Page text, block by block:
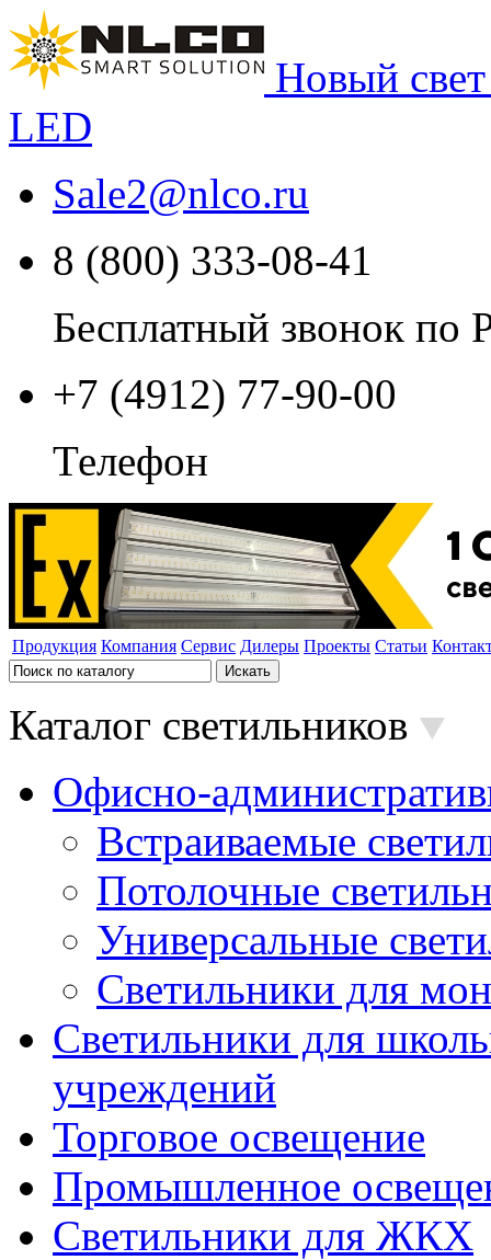
Новый
LED
Sale2@nlco.ru
8 (800) 333-08-41
Бесплатный звонок по
+7 (4912) 77-90-00
Телефон
Продукция Компания Сервис Дилеры Проекты Статьи
Каталог светильников
Офисно-
Встраиваемые
Потолочные
Универсальные
Светильники для
Светильники для
учреждений
Торговое освещение
Промышленное
Светильники для ЖКХ